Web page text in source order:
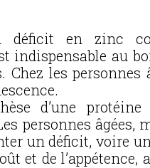
déficit en zinc
indispensable au
les personnes
d’une protéine
personnes âgées,
un déficit, voire
et de l’appétence,